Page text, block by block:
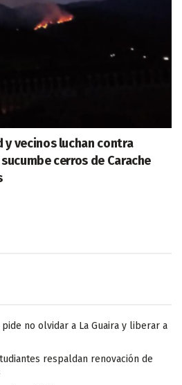
y vecinos luchan contra
cerros de Carache
no olvidar a La Guaira y liberar a
respaldan renovación de